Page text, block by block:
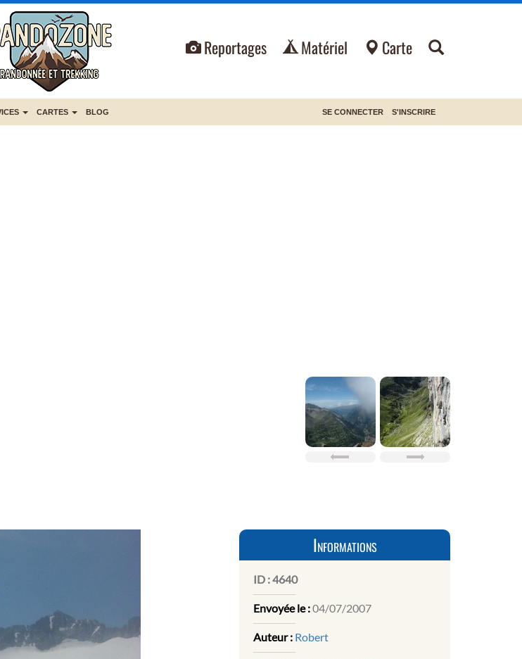
Reportages Matériel Carte
CARTES BLOG SE CONNECTER S'INSCRIRE
Informations
ID :4640
Envoyée le :04/07/2007
Auteur : Robert